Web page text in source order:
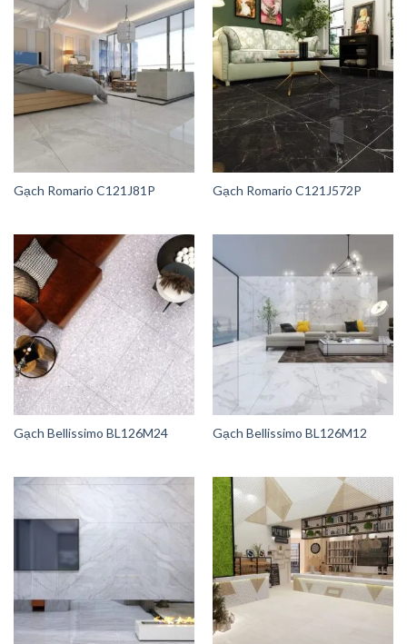
Gạch Romario C121J81P Gạch Romario C121J572P
Gạch Bellissimo BL126M24 Gạch Bellissimo BL126M12